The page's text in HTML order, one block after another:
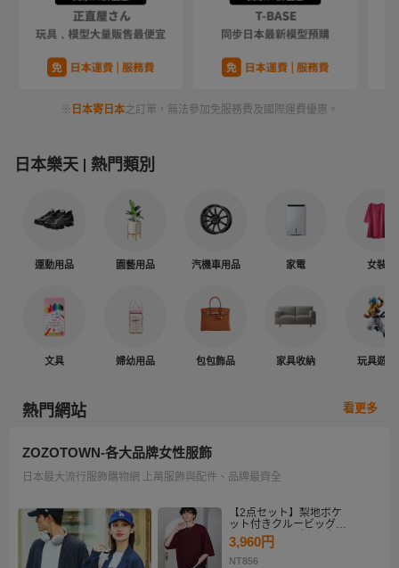
※ 日本寄日本之訂單，無法參加免服務費及國際運費優惠。
日本樂天 熱門類別
運動用品 園藝用品 汽機車用品 家電 女裝
文具 婦幼用品 包包飾品 家具收納 玩具遊戲
熱門網站 看更多
ZOZOTOWN-各大品牌女性服飾
日本最大流行服飾購物網 上萬服飾與配件、品牌最齊全
【2点セット】梨地ポケ
ット付きクルービッグT
シャツ＆ロングタンクト
ップアンサンブルセット
3,960円
NT856